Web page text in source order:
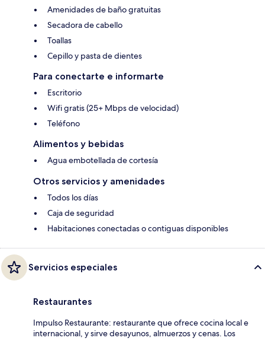
Amenidades de baño gratuitas
Secadora de cabello
Toallas
Cepillo y pasta de dientes
Para conectarte e informarte
Escritorio
Wifi gratis (25+ Mbps de velocidad)
Teléfono
Alimentos y bebidas
Agua embotellada de cortesía
Otros servicios y amenidades
Todos los días
Caja de seguridad
Habitaciones conectadas o contiguas disponibles
Servicios especiales
Restaurantes
Impulso Restaurante: restaurante que ofrece cocina local e
internacional, y sirve desayunos, almuerzos y cenas. Los